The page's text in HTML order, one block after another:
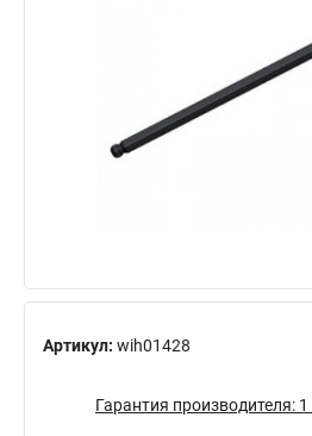
Артикул: wih01428
Гарантия производителя: 1